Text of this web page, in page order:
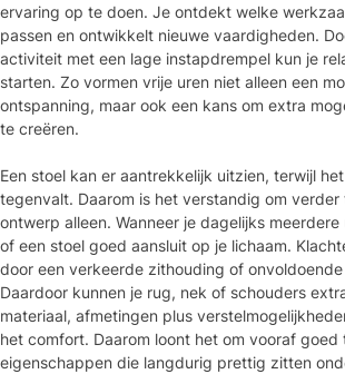
ervaring op te doen. Je ontdekt welke
passen en ontwikkelt nieuwe vaardigheden.
activiteit met een lage instapdrempel kun je
starten. Zo vormen vrije uren niet alleen een
ontspanning, maar ook een kans om extra
te creëren.
Een stoel kan er aantrekkelijk uitzien, terwijl
tegenvalt. Daarom is het verstandig om
ontwerp alleen. Wanneer je dagelijks
of een stoel goed aansluit op je lichaam.
door een verkeerde zithouding of
Daardoor kunnen je rug, nek of schouders
materiaal, afmetingen plus
het comfort. Daarom loont het om vooraf goed
eigenschappen die langdurig prettig zitten